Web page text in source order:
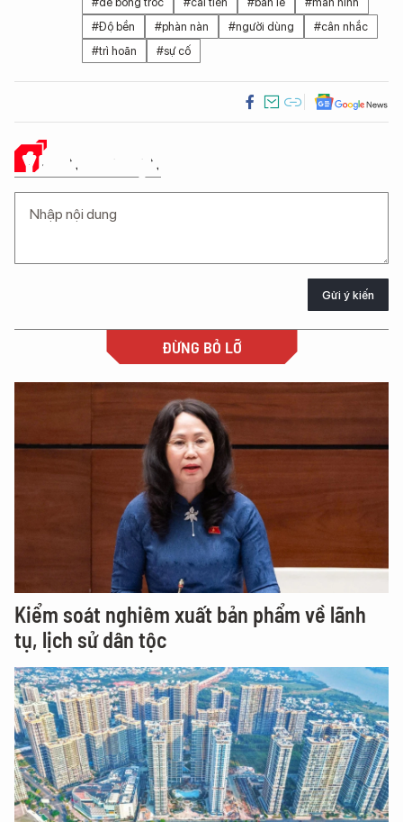
#Độ bền
#phàn nàn #người dùng
#cân nhắc
#trì hoãn
#sự cố
Ý KIẾN CỦA BẠN
Gửi ý kiến
ĐỪNG BỎ LỠ
Kiểm soát nghiêm xuất bản phẩm về lãnh
tụ, lịch sử dân tộc